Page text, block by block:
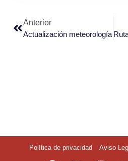
Anterior
Actualización meteorología
Política de privacidad Aviso